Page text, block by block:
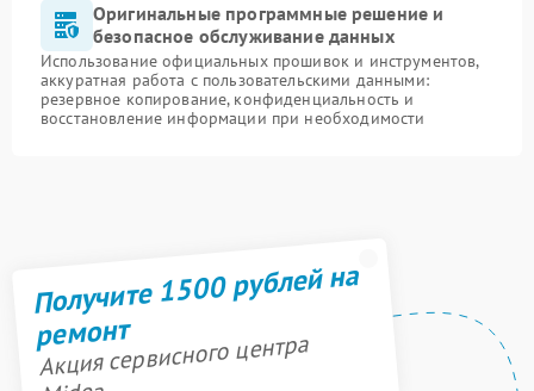
Оригинальные программные решение и
безопасное обслуживание данных
Использование официальных прошивок и инструментов,
аккуратная работа с пользовательскими данными:
резервное копирование, конфиденциальность и
восстановление информации при необходимости
Получите 1500 рублей на
ремонт
Акция сервисного центра